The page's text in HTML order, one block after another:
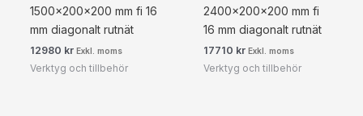
1500x200x200 mm fi 16
mm diagonalt rutnät
12980 kr Exkl. moms
Verktyg och tillbehör
2400x200x200 mm fi
16 mm diagonalt rutnät
17710 kr Exkl. moms
Verktyg och tillbehör